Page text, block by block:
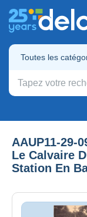
Toutes les
AAUP11-29-
Le Calvaire
Station En